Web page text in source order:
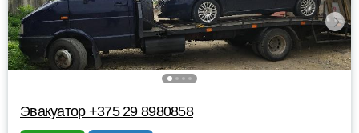
Эвакуатор +375 29 8980858